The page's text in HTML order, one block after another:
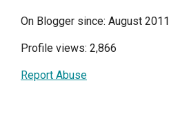
On Blogger since: August 2011
Profile views: 2,866
Report Abuse